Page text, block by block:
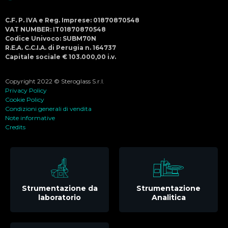
C.F. P. IVA e Reg. Imprese: 01870870548
VAT NUMBER: IT01870870548
Codice Univoco: SUBM70N
R.E.A. C.C.I.A. di Perugia n. 164737
Capitale sociale € 103.000,00 i.v.
Copyright 2022 © Steroglass S.r.l.
Privacy Policy
Cookie Policy
Condizioni generali di vendita
Note informative
Credits
Strumentazione da
laboratorio
Strumentazione
Analitica